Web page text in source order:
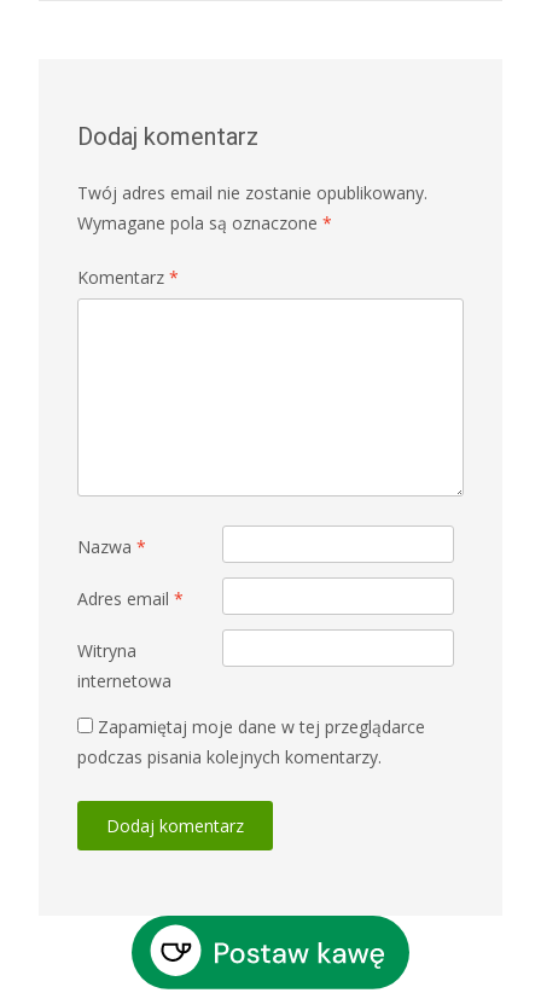
Dodaj komentarz
Twój adres email nie zostanie opublikowany.
Wymagane pola są oznaczone *
Komentarz *
Nazwa *
Adres email *
Witryna
internetowa
Zapamiętaj moje dane w tej przeglądarce
podczas pisania kolejnych komentarzy.